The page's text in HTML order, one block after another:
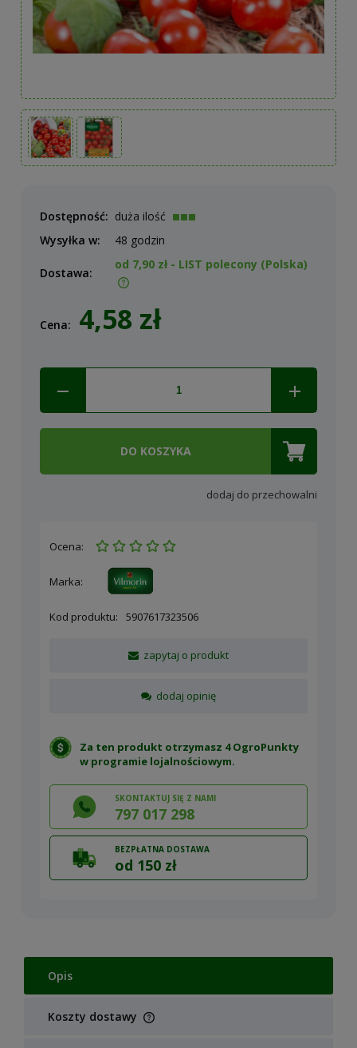
Dostępność: duża ilość
Wysyłka w:
48 godzin
Dostawa:
od 7,90 zł - LIST polecony (Polska)
Cena: 4,58 zł
DO KOSZYKA
dodaj do przechowalni
Ocena:
Marka:
Kod produktu: 5907617323506
zapytaj o produkt
dodaj opinię
Za ten produkt otrzymasz 4 OgroPunkty
w programie lojalnościowym.
SKONTAKTUJ SIĘ Z NAMI
797 017 298
BEZPŁATNA DOSTAWA
od 150 zł
Opis
Koszty dostawy
Cena nie zawiera ewentualnych kosztów płatności